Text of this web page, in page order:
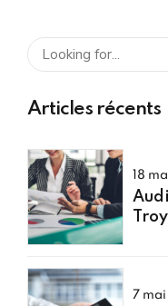
Articles récents
18
7